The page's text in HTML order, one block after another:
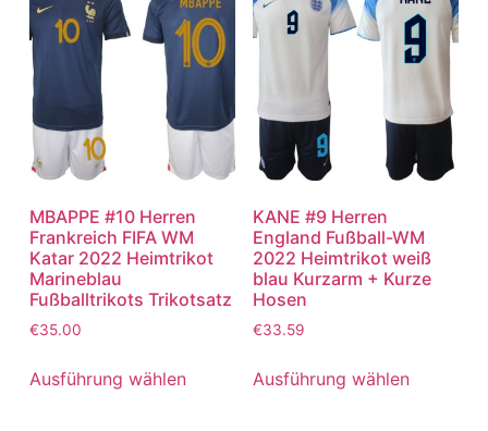
MBAPPE #10 Herren
Frankreich FIFA WM
Katar 2022 Heimtrikot
Marineblau
Fußballtrikots Trikotsatz
€35.00
Ausführung wählen
KANE #9 Herren
England Fußball-WM
2022 Heimtrikot weiß
blau Kurzarm + Kurze
Hosen
€33.59
Ausführung wählen